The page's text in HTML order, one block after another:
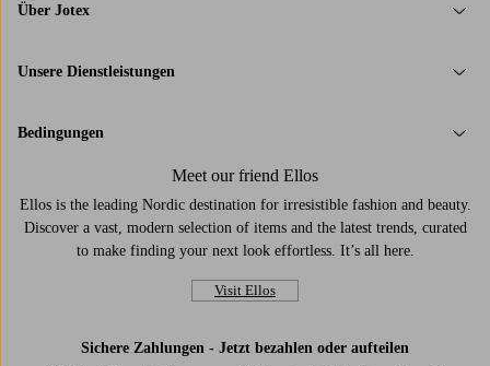
Über Jotex
Unsere Dienstleistungen
Bedingungen
Meet our friend Ellos
Ellos is the leading Nordic destination for irresistible fashion and beauty.
Discover a vast, modern selection of items and the latest trends, curated
to make finding your next look effortless. It’s all here.
Visit Ellos
Sichere Zahlungen - Jetzt bezahlen oder aufteilen